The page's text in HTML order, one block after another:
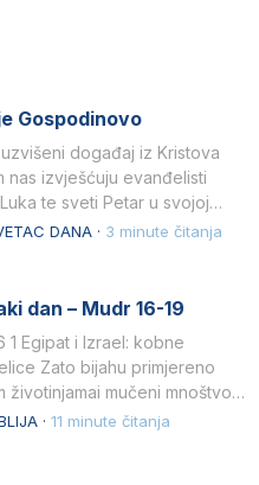
Gospodinovo
događaj iz Kristova
nas izvješćuju evanđelisti
te sveti Petar u svojoj
DANA · 3 minute čitanja
dan – Mudr 16-19
1 Egipat i Izrael: kobne
Zato bijahu primjereno
životinjamai mučeni mnoštvom
· 11 minute čitanja